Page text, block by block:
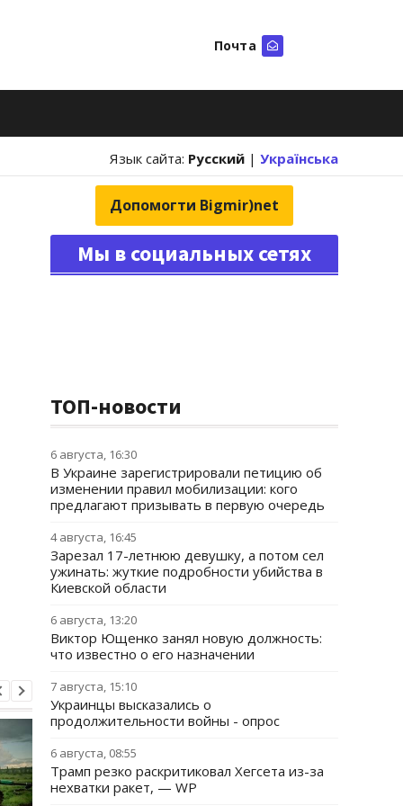
Почта
Язык сайта: Русский | Українська
Допомогти Bigmir)net
Мы в социальных сетях
ТОП-новости
6 августа, 16:30
В Украине зарегистрировали петицию об
изменении правил мобилизации: кого
предлагают призывать в первую очередь
4 августа, 16:45
Зарезал 17-летнюю девушку, а потом сел
ужинать: жуткие подробности убийства в
Киевской области
6 августа, 13:20
Виктор Ющенко занял новую должность:
что известно о его назначении
7 августа, 15:10
Украинцы высказались о
продолжительности войны - опрос
6 августа, 08:55
Трамп резко раскритиковал Хегсета из-за
нехватки ракет, — WP